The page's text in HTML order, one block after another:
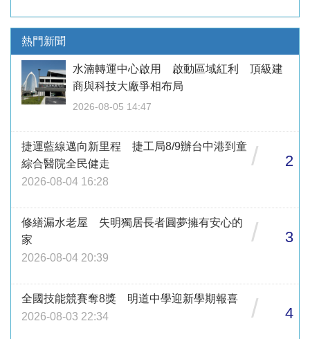
熱門新聞
水湳轉運中心啟用 啟動區域紅利 頂級建
商與科技大廠爭相布局
2026-08-05 14:47
捷運藍線邁向新里程 捷工局8/9辦台中港到童
綜合醫院全民健走
2026-08-04 16:28
/ 2
修繕漏水老屋 失明獨居長者圓夢擁有安心的
家
2026-08-04 20:39
/ 3
全國技能競賽奪8獎 明道中學迎新學期報喜
2026-08-03 22:34
/ 4